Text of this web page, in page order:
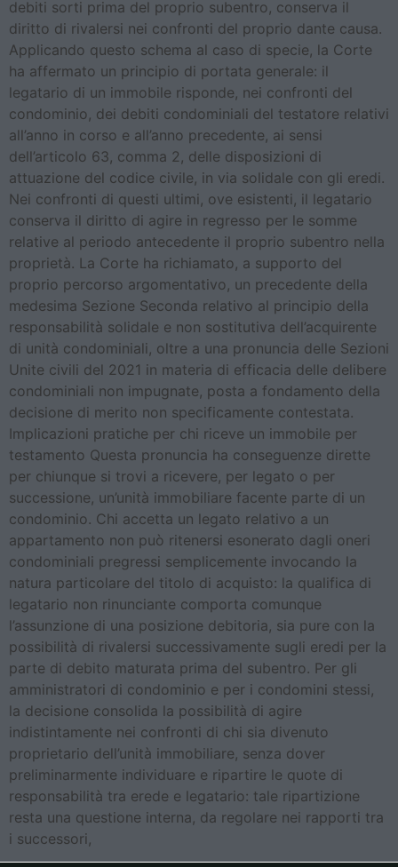
debiti sorti prima del proprio subentro, conserva il
diritto di rivalersi nei confronti del proprio dante causa.
Applicando questo schema al caso di specie, la Corte
ha affermato un principio di portata generale: il
legatario di un immobile risponde, nei confronti del
condominio, dei debiti condominiali del testatore relativi
all’anno in corso e all’anno precedente, ai sensi
dell’articolo 63, comma 2, delle disposizioni di
attuazione del codice civile, in via solidale con gli eredi.
Nei confronti di questi ultimi, ove esistenti, il legatario
conserva il diritto di agire in regresso per le somme
relative al periodo antecedente il proprio subentro nella
proprietà. La Corte ha richiamato, a supporto del
proprio percorso argomentativo, un precedente della
medesima Sezione Seconda relativo al principio della
responsabilità solidale e non sostitutiva dell’acquirente
di unità condominiali, oltre a una pronuncia delle Sezioni
Unite civili del 2021 in materia di efficacia delle delibere
condominiali non impugnate, posta a fondamento della
decisione di merito non specificamente contestata.
Implicazioni pratiche per chi riceve un immobile per
testamento Questa pronuncia ha conseguenze dirette
per chiunque si trovi a ricevere, per legato o per
successione, un’unità immobiliare facente parte di un
condominio. Chi accetta un legato relativo a un
appartamento non può ritenersi esonerato dagli oneri
condominiali pregressi semplicemente invocando la
natura particolare del titolo di acquisto: la qualifica di
legatario non rinunciante comporta comunque
l’assunzione di una posizione debitoria, sia pure con la
possibilità di rivalersi successivamente sugli eredi per la
parte di debito maturata prima del subentro. Per gli
amministratori di condominio e per i condomini stessi,
la decisione consolida la possibilità di agire
indistintamente nei confronti di chi sia divenuto
proprietario dell’unità immobiliare, senza dover
preliminarmente individuare e ripartire le quote di
responsabilità tra erede e legatario: tale ripartizione
resta una questione interna, da regolare nei rapporti tra
i successori,